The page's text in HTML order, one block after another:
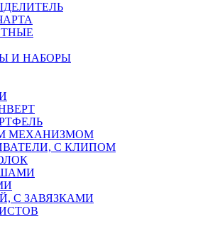
И НАБОРЫ
МЕХАНИЗМОМ
С КЛИПОМ
С ЗАВЯЗКАМИ